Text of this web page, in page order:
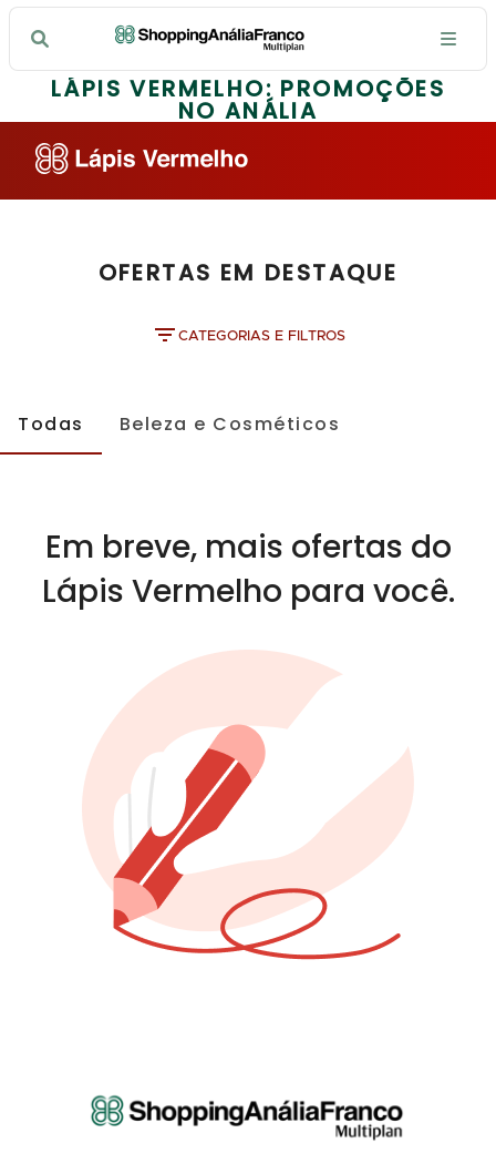
LÁPIS VERMELHO: PROMOÇÕES
NO ANÁLIA
OFERTAS EM DESTAQUE
CATEGORIAS E FILTROS
Todas Beleza e Cosméticos
Em breve, mais ofertas do
Lápis Vermelho para você.